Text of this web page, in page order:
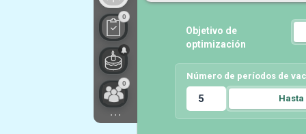
0
0
...
Objetivo de
optimización
Número de períodos de
Hasta